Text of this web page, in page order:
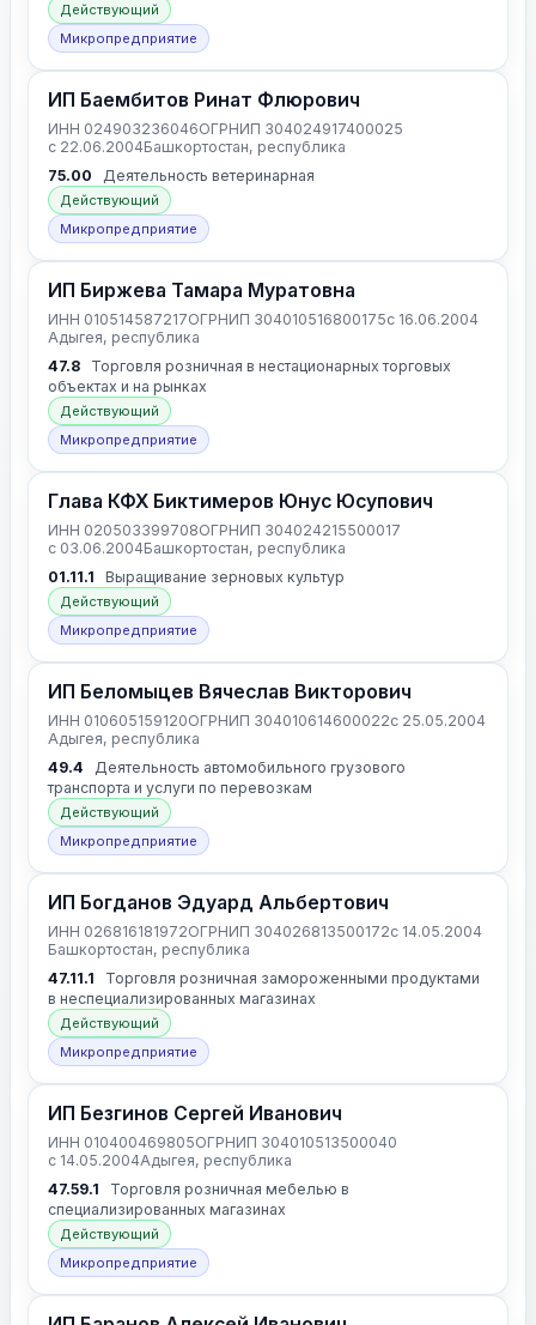
Действующий
Микропредприятие
ИП Баембитов Ринат Флюрович
ИНН 024903236046ОГРНИП 304024917400025
с 22.06.2004Башкортостан, республика
75.00
Деятельность ветеринарная
Действующий
Микропредприятие
ИП Биржева Тамара Муратовна
ИНН 010514587217ОГРНИП 304010516800175с 16.06.2004
Адыгея, республика
47.8
Торговля розничная в нестационарных торговых
объектах и на рынках
Действующий
Микропредприятие
Глава КФХ Биктимеров Юнус Юсупович
ИНН 020503399708ОГРНИП 304024215500017
с 03.06.2004Башкортостан, республика
01.11.1
Выращивание зерновых культур
Действующий
Микропредприятие
ИП Беломыцев Вячеслав Викторович
ИНН 010605159120ОГРНИП 304010614600022с 25.05.2004
Адыгея, республика
49.4
Деятельность автомобильного грузового
транспорта и услуги по перевозкам
Действующий
Микропредприятие
ИП Богданов Эдуард Альбертович
ИНН 026816181972ОГРНИП 304026813500172с 14.05.2004
Башкортостан, республика
47.11.1
Торговля розничная замороженными продуктами
в неспециализированных магазинах
Действующий
Микропредприятие
ИП Безгинов Сергей Иванович
ИНН 010400469805ОГРНИП 304010513500040
с 14.05.2004Адыгея, республика
47.59.1
Торговля розничная мебелью в
специализированных магазинах
Действующий
Микропредприятие